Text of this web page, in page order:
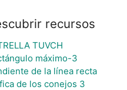
recursos
TUVCH
máximo-3
de la línea recta
de los conejos 3